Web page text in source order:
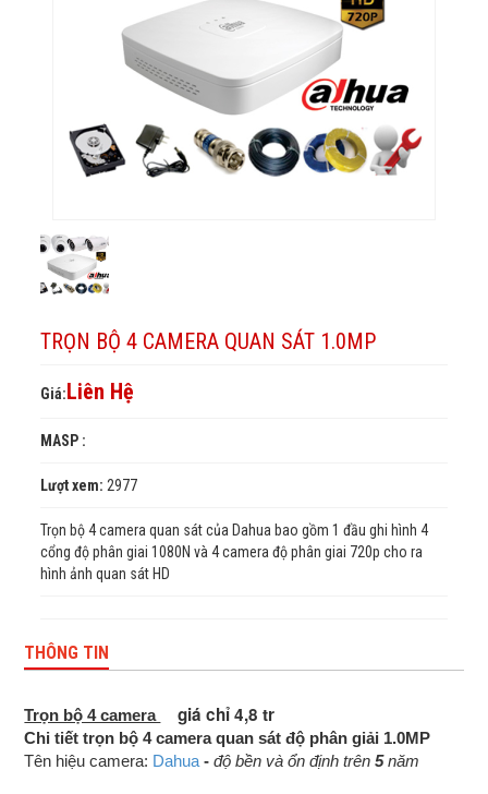
1.0MP
TRỌN BỘ 4 CAMERA QUAN SÁT 1.0MP
Giá:Liên Hệ
MASP :
Lượt xem: 2977
Trọn bộ 4 camera quan sát của Dahua bao gồm 1 đầu ghi hình 4
cổng độ phân giai 1080N và 4 camera độ phân giai 720p cho ra
hình ảnh quan sát HD
THÔNG TIN
Trọn bộ 4 camera giá chỉ 4,8 tr
Chi tiết trọn bộ 4 camera quan sát độ phân giải 1.0MP
Tên hiệu camera: Dahua -độ bền và ổn định trên5năm